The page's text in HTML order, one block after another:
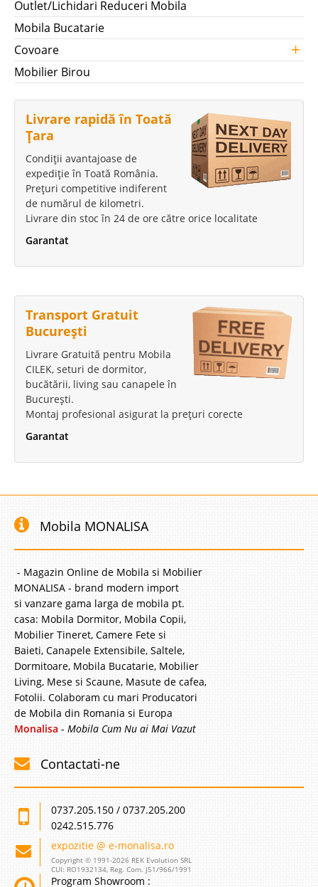
Outlet/Lichidari Reduceri Mobila
Mobila Bucatarie
Covoare
+
Mobilier Birou
Livrare rapidă în Toată
Țara
Condiții avantajoase de
expediție în Toată România.
Prețuri competitive indiferent
de numărul de kilometri.
Livrare din stoc în 24 de ore către orice localitate
Garantat
Transport Gratuit
București
Livrare Gratuită pentru Mobila
CILEK, seturi de dormitor,
bucătării, living sau canapele în
București.
Montaj profesional asigurat la prețuri corecte
Garantat
Mobila MONALISA
- Magazin Online de Mobila si Mobilier
MONALISA - brand modern import
si vanzare gama larga de mobila pt.
casa: Mobila Dormitor, Mobila Copii,
Mobilier Tineret, Camere Fete si
Baieti, Canapele Extensibile, Saltele,
Dormitoare, Mobila Bucatarie, Mobilier
Living, Mese si Scaune, Masute de cafea,
Fotolii. Colaboram cu mari Producatori
de Mobila din Romania si Europa
Monalisa - Mobila Cum Nu ai Mai Vazut
Contactati-ne
0737.205.150 / 0737.205.200
0242.515.776
expozitie @ e-monalisa.ro
Copyright © 1991-2026 REK Evolution SRL
CUI: RO1932134, Reg. Com. J51/966/1991
Program Showroom :